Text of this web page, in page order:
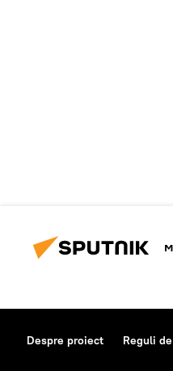
Despre proiect Reguli